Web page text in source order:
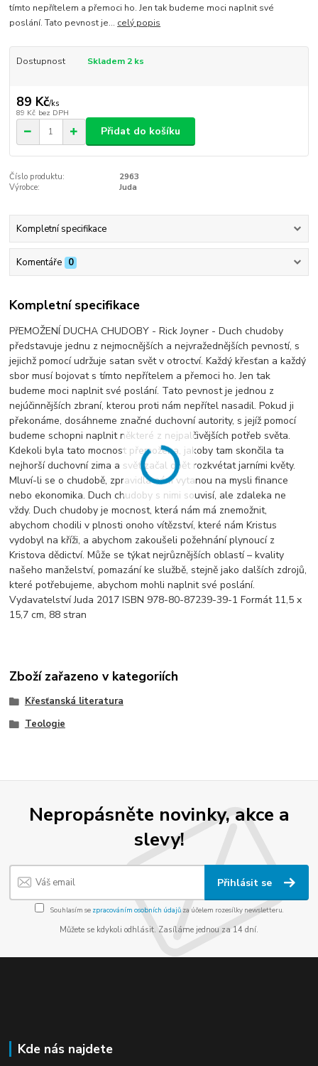
tímto nepřítelem a přemoci ho. Jen tak budeme moci naplnit své
poslání. Tato pevnost je... celý popis
Dostupnost Skladem 2 ks
89 Kč/ks
89 Kč bez DPH
Přidat do košíku
Číslo produktu:
2963
Výrobce:
Juda
Kompletní specifikace
Komentáře 0
Kompletní specifikace
PřEMOŽENÍ DUCHA CHUDOBY - Rick Joyner - Duch chudoby
představuje jednu z nejmocnějších a nejvražednějších pevností, s
jejichž pomocí udržuje satan svět v otroctví. Každý křesťan a každý
sbor musí bojovat s tímto nepřítelem a přemoci ho. Jen tak
budeme moci naplnit své poslání. Tato pevnost je jednou z
nejúčinnějších zbraní, kterou proti nám nepřítel nasadil. Pokud ji
překonáme, dosáhneme značné duchovní autority, s jejíž pomocí
budeme schopni naplnit některé z nejpalčivějších potřeb světa.
Kdekoli byla tato mocnost přemožena, jakoby tam skončila ta
nejhorší duchovní zima a svět začal opět rozkvétat jarními květy.
Mluví-li se o chudobě, zpravidla nám vytanou na mysli finance
nebo ekonomika. Duch chudoby s nimi souvisí, ale zdaleka ne
vždy. Duch chudoby je mocnost, která nám má znemožnit,
abychom chodili v plnosti onoho vítězství, které nám Kristus
vydobyl na kříži, a abychom zakoušeli požehnání plynoucí z
Kristova dědictví. Může se týkat nejrůznějších oblastí – kvality
našeho manželství, pomazání ke službě, stejně jako dalších zdrojů,
které potřebujeme, abychom mohli naplnit své poslání.
Vydavatelství Juda 2017 ISBN 978-80-87239-39-1 Formát 11,5 x
15,7 cm, 88 stran
Zboží zařazeno v kategoriích
Křesťanská literatura
Teologie
Nepropásněte novinky, akce a
slevy!
Přihlásit se
Souhlasím se zpracováním osobních údajůza účelem rozesílky newsletteru.
Můžete se kdykoli odhlásit. Zasíláme jednou za 14 dní.
Kde nás najdete